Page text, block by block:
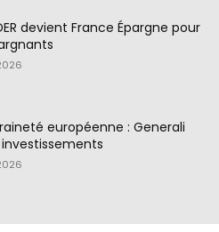
devient France Épargne pour
européenne : Generali